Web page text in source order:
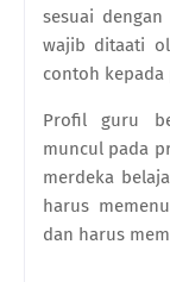
sesuai
wajib ditaati
contoh
Profil guru
muncul pada
merdeka
harus
dan harus